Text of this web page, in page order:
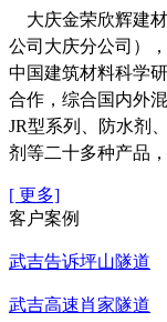
大庆金荣欣辉建
公司大庆分公司）
中国建筑材料科学
合作，综合国内外
JR型系列、防水剂
剂等二十多种产品
[ 更多]
客户案例
武吉告诉坪山隧道
武吉高速肖家隧道